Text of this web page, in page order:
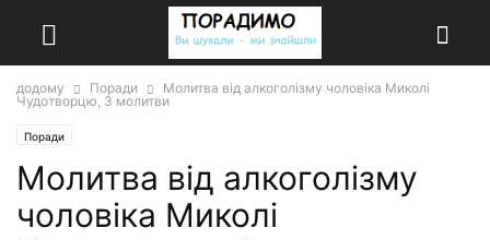
додому Поради
Молитва від алкоголізму чоловіка Миколі
Чудотворцю, 3 молитви
Поради
Молитва від алкоголізму
чоловіка Миколі